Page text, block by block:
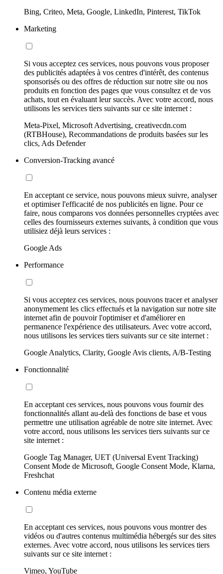
Bing, Criteo, Meta, Google, LinkedIn, Pinterest, TikTok
Marketing
Si vous acceptez ces services, nous pouvons vous proposer
des publicités adaptées à vos centres d'intérêt, des contenus
sponsorisés ou des offres de réduction sur notre site ou nos
produits en fonction des pages que vous consultez et de vos
achats, tout en évaluant leur succès. Avec votre accord, nous
utilisons les services tiers suivants sur ce site internet :
Meta-Pixel, Microsoft Advertising, creativecdn.com
(RTBHouse), Recommandations de produits basées sur les
clics, Ads Defender
Conversion-Tracking avancé
En acceptant ce service, nous pouvons mieux suivre, analyser
et optimiser l'efficacité de nos publicités en ligne. Pour ce
faire, nous comparons vos données personnelles cryptées avec
celles des fournisseurs externes suivants, à condition que vous
utilisiez déjà leurs services :
Google Ads
Performance
Si vous acceptez ces services, nous pouvons tracer et analyser
anonymement les clics effectués et la navigation sur notre site
internet afin de pouvoir l'optimiser et d'améliorer en
permanence l'expérience des utilisateurs. Avec votre accord,
nous utilisons les services tiers suivants sur ce site internet :
Google Analytics, Clarity, Google Avis clients, A/B-Testing
Fonctionnalité
En acceptant ces services, nous pouvons vous fournir des
fonctionnalités allant au-delà des fonctions de base et vous
permettre une utilisation agréable de notre site internet. Avec
votre accord, nous utilisons les services tiers suivants sur ce
site internet :
Google Tag Manager, UET (Universal Event Tracking)
Consent Mode de Microsoft, Google Consent Mode, Klarna,
Freshchat
Contenu média externe
En acceptant ces services, nous pouvons vous montrer des
vidéos ou d'autres contenus multimédia hébergés sur des sites
externes. Avec votre accord, nous utilisons les services tiers
suivants sur ce site internet :
Vimeo, YouTube